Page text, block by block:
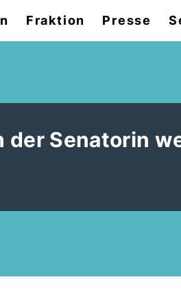
Fraktion Presse
der Senatorin